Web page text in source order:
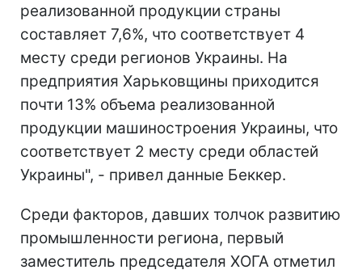
реализованной продукции страны
составляет 7,6%, что соответствует 4
месту среди регионов Украины. На
предприятия Харьковщины приходится
почти 13% объема реализованной
продукции машиностроения Украины, что
соответствует 2 месту среди областей
Украины", - привел данные Беккер.
Среди факторов, давших толчок развитию
промышленности региона, первый
заместитель председателя ХОГА отметил